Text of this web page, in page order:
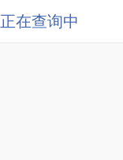
正在查询中